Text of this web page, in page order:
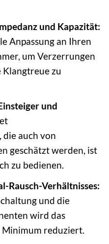
und Kapazität:
Anpassung an Ihren
um Verzerrungen
zu
und
die auch von
geschätzt werden, ist
zu bedienen.
Rausch-Verhältnisses:
und die
wird das
Minimum reduziert.